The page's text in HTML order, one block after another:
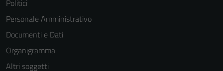
Politici
Personale Amministrativo
Documenti e Dati
Organigramma
Altri soggetti